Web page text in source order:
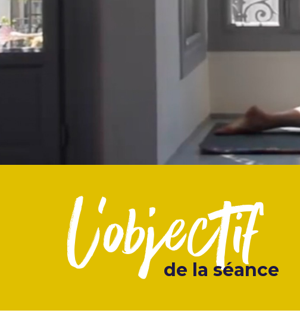
l'objectif
de la séance